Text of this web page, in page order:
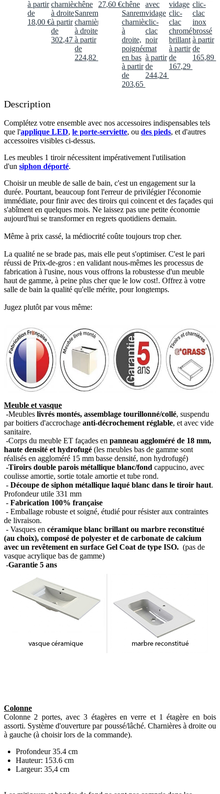
à partir
de
18,00 €
charnières
à droite
à partir
de
302,47 €
chêne
Sanremo,
charnières
à droite
à partir
de
224,82
27,60 €chêne
Sanremo,
charnières
à
droite,
poignée
en bas
à partir
de
203,65
avec
vidage
clic-
clac
noir
mat
à partir
de
244,24
vidage
clic-
clac
chromé
brillant
à partir
de
167,29
clic-
clac
inox
brossé
à partir
de
165,89
Description
Complétez votre ensemble avec nos accessoires indispensables tels
que l'applique LED, le porte-serviette, ou des pieds, et d'autres
accessoires visibles ci-dessus.​
Les meubles 1 tiroir nécessitent impérativement l'utilisation
d'un siphon déporté.​
Choisir un meuble de salle de bain, c'est un engagement sur la
durée. Pourtant, beaucoup font l'erreur de privilégier l'économie
immédiate, pour finir avec des tiroirs qui coincent et des façades qui
s'abîment en quelques mois. Ne laissez pas une petite économie
aujourd'hui se transformer en regrets quotidiens demain.
Même à prix cassé, la médiocrité coûte toujours trop cher.
La qualité ne se brade pas, mais elle peut s'optimiser. C'est le pari
réussi de Prix-de-gros : en validant nous-mêmes les processus de
fabrication à l'usine, nous vous offrons la robustesse d'un meuble
haut de gamme, à peine plus cher que le low cost!. Offrez à votre
salle de bain la qualité qu'elle mérite, pour longtemps.
Jugez plutôt par vous même:
Meuble et vasque
-Meubles livrés montés, assemblage tourillonné/collé, suspendu
par boitiers d'accrochage anti-décrochement réglable, et avec vide
sanitaire.
-Corps du meuble ET façades en panneau aggloméré de 18 mm,
haute densité et hydrofugé (les meubles bas de gamme sont
réalisés en aggloméré 15 mm basse densité, non hydrofugé)
-Tiroirs double parois métallique blanc/fond cappucino, avec
coulisse amortie, sortie totale amortie et tube rond.
- Découpe de siphon métallique laqué blanc dans le tiroir haut.
Profondeur utile 331 mm
- Fabrication 100% française
- Emballage robuste et soigné, étudié pour résister aux contraintes
de livraison.
- Vasques en céramique blanc brillant ou marbre reconstitué
(au choix), composé de polyester et de carbonate de calcium
avec un revêtement en surface Gel Coat de type ISO. (pas de
vasque acrylique bas de gamme)
-Garantie 5 ans
Colonne
Colonne 2 portes, avec 3 étagères en verre et 1 étagère en bois
assorti. Système d'ouverture par poussé/lâché. Charnières à droite ou
à gauche (à choisir lors de la commande).
Profondeur 35.4 cm
Hauteur: 153.6 cm
Largeur: 35,4 cm